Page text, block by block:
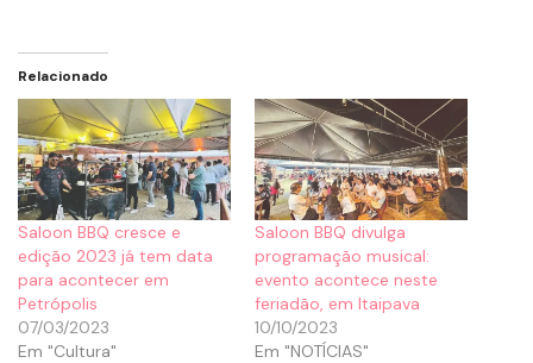
Relacionado
Saloon BBQ cresce e
edição 2023 já tem data
para acontecer em
Petrópolis
07/03/2023
Em "Cultura"
Saloon BBQ divulga
programação musical:
evento acontece neste
feriadão, em Itaipava
10/10/2023
Em "NOTÍCIAS"